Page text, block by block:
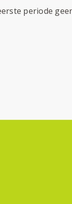
periode